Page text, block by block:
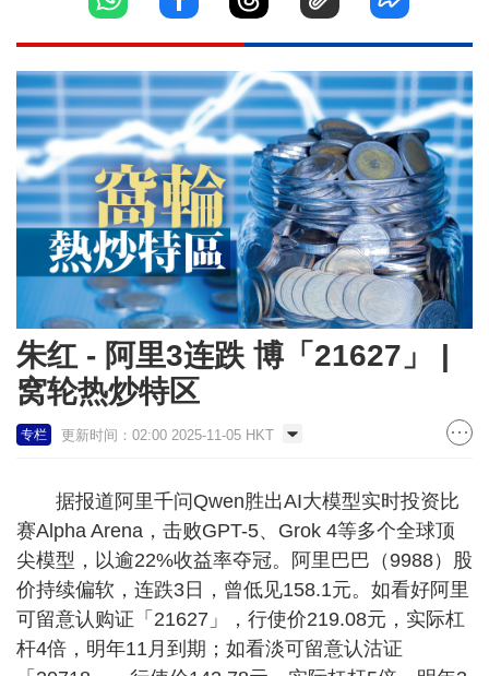
朱红 - 阿里3连跌 博「21627」 |
窝轮热炒特区
专栏 更新时间：02:00 2025-11-05 HKT
据报道阿里千问Qwen胜出AI大模型实时投资比
赛Alpha Arena，击败GPT-5、Grok 4等多个全球顶
尖模型，以逾22%收益率夺冠。阿里巴巴（9988）股
价持续偏软，连跌3日，曾低见158.1元。如看好阿里
可留意认购证「21627」，行使价219.08元，实际杠
杆4倍，明年11月到期；如看淡可留意认沽证